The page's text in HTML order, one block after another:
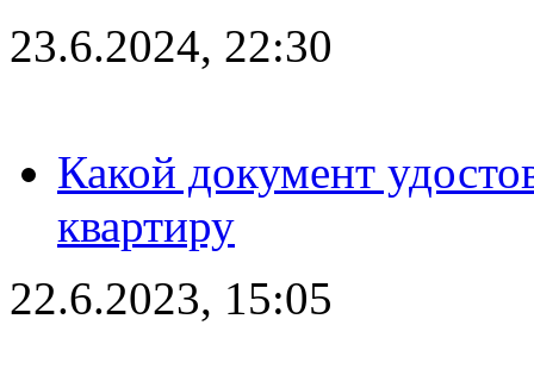
23.6.2024, 22:30
Какой документ
квартиру
22.6.2023, 15:05